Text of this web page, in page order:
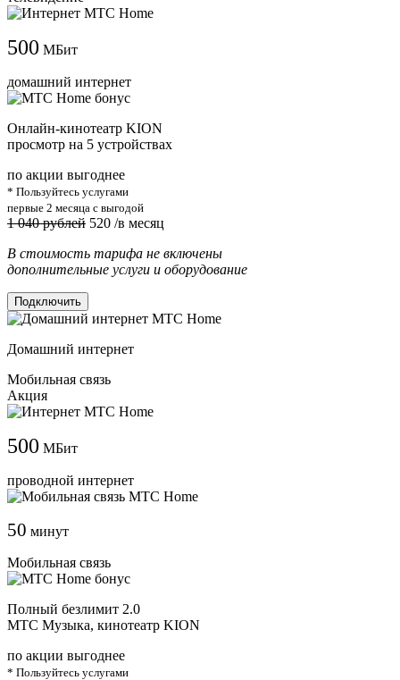
500 МБит
домашний интернет
Онлайн-кинотеатр KION
просмотр на 5 устройствах
по акции выгоднее
* Пользуйтесь услугами
первые 2 месяца с выгодой
1 040 рублей 520 /в месяц
В стоимость тарифа не включены
дополнительные услуги и оборудование
Подключить
Домашний интернет
Мобильная связь
Акция
500 МБит
проводной интернет
50 минут
Мобильная связь
Полный безлимит 2.0
МТС Музыка, кинотеатр KION
по акции выгоднее
* Пользуйтесь услугами